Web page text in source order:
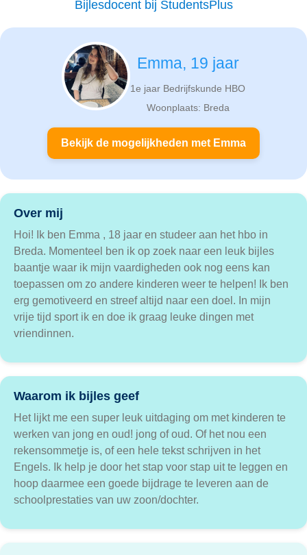
Bijlesdocent bij StudentsPlus
Emma, 19 jaar
1e jaar Bedrijfskunde HBO
Woonplaats: Breda
Bekijk de mogelijkheden met Emma
Over mij
Hoi! Ik ben Emma , 18 jaar en studeer aan het hbo in
Breda. Momenteel ben ik op zoek naar een leuk bijles
baantje waar ik mijn vaardigheden ook nog eens kan
toepassen om zo andere kinderen weer te helpen! Ik ben
erg gemotiveerd en streef altijd naar een doel. In mijn
vrije tijd sport ik en doe ik graag leuke dingen met
vriendinnen.
Waarom ik bijles geef
Het lijkt me een super leuk uitdaging om met kinderen te
werken van jong en oud! jong of oud. Of het nou een
rekensommetje is, of een hele tekst schrijven in het
Engels. Ik help je door het stap voor stap uit te leggen en
hoop daarmee een goede bijdrage te leveren aan de
schoolprestaties van uw zoon/dochter.